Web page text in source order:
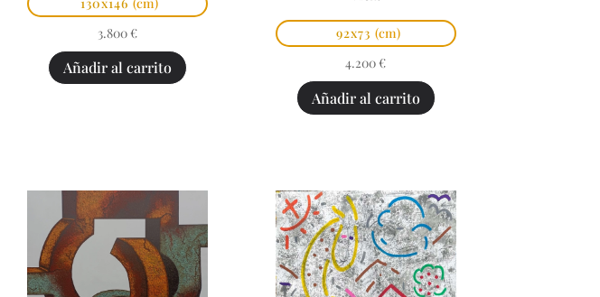
3.800 €
Añadir al carrito
92x73 (cm)
4.200 €
Añadir al carrito